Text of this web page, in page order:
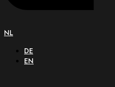
NL
DE
EN